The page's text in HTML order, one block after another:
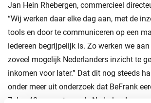
Jan Hein Rhebergen, commercieel
“Wij werken daar elke dag aan, met de
tools en door te communiceren op een
iedereen begrijpelijk is. Zo werken we
zoveel mogelijk Nederlanders inzicht te
inkomen voor later.” Dat dit nog steeds
onder meer uit onderzoek dat BeFrank
Zeker 40 procent van de Nederlanders